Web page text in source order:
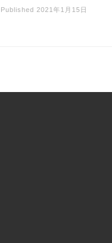
Published 2021年1月15日